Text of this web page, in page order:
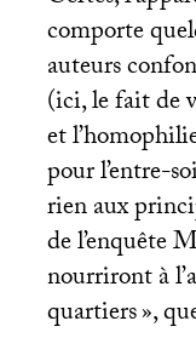
comporte
auteurs
(ici, le fait de
et
pour l’entre-
rien aux
de l’enquête
nourriront à
quartiers»,